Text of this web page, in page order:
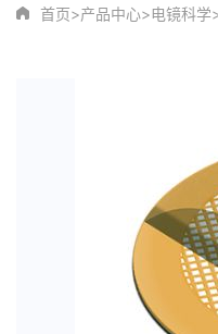
首页>产品中心>电镜科学